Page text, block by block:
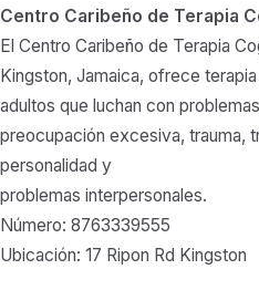
Centro Caribeño de Terapia
El Centro Caribeño de Terapia
Kingston, Jamaica, ofrece
adultos que luchan con
preocupación excesiva, trauma,
personalidad y
problemas interpersonales.
Número: 8763339555
Ubicación: 17 Ripon Rd Kingston